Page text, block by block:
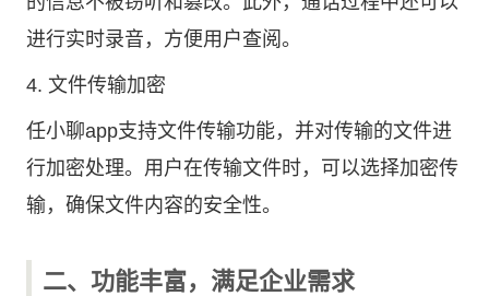
进行实时录音，方便用户查阅。
4. 文件传输加密
任小聊app支持文件传输功能，并对传输的文件进
行加密处理。用户在传输文件时，可以选择加密传
输，确保文件内容的安全性。
二、功能丰富，满足企业需求